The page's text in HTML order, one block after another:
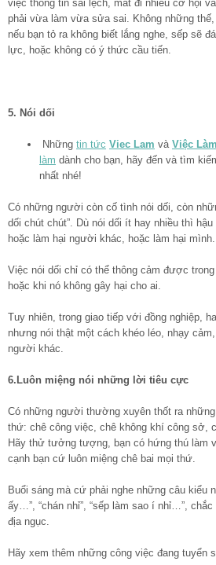
việc thông tin sai lệch, mất đi nhiều cơ hội
phải vừa làm vừa sửa sai. Không những
nếu bạn tỏ ra không biết lắng nghe, sếp sẽ
lực, hoặc không có ý thức cầu tiến.
5. Nói dối
Những tin tức Viec Lam và Việc
làm dành cho bạn, hãy đến và tìm
nhất nhé!
Có những người còn cố tình nói dối, còn
dối chút chút”. Dù nói dối ít hay nhiều thì
hoặc làm hại người khác, hoặc làm hại mình.
Việc nói dối chỉ có thể thông cảm được
hoặc khi nó không gây hại cho ai.
Tuy nhiên, trong giao tiếp với đồng nghiệp,
nhưng nói thật một cách khéo léo, nhạy
người khác.
6.Luôn miệng nói những lời tiêu cực
Có những người thường xuyên thốt ra
thứ: chê công việc, chê không khí công sở,
Hãy thử tưởng tượng, bạn có hứng thú làm
cạnh bạn cứ luôn miệng chê bai mọi thứ.
Buổi sáng mà cứ phải nghe những câu kiểu
ấy…”, “chán nhỉ”, “sếp làm sao í nhỉ…”,
địa ngục.
Hãy xem thêm những công việc đang tuyển